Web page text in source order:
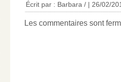
Écrit par : Barbara / | 26/02/
Les commentaires sont